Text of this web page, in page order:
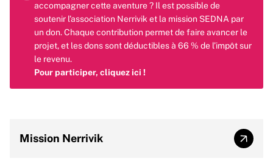
accompagner cette aventure ? Il est possible de
soutenir l’association Nerrivik et la mission SEDNA par
un don. Chaque contribution permet de faire avancer le
projet, et les dons sont déductibles à 66 % de l’impôt sur
le revenu.
Pour participer, cliquezici !
Mission Nerrivik